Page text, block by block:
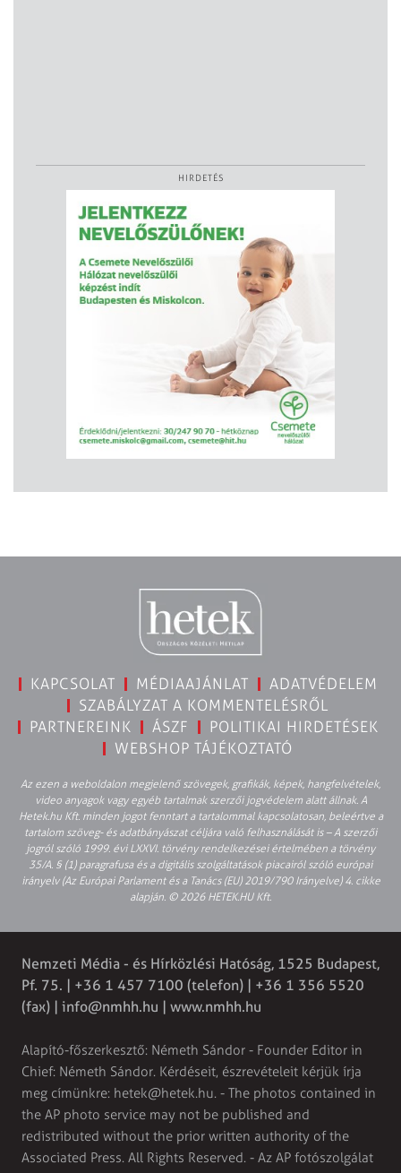
HIRDETÉS
KAPCSOLAT MÉDIAAJÁNLAT
ADATVÉDELEM
SZABÁLYZAT A KOMMENTELÉSRŐL
PARTNEREINK
ÁSZF
POLITIKAI HIRDETÉSEK
WEBSHOP TÁJÉKOZTATÓ
Az ezen a weboldalon megjelenő szövegek, grafikák, képek, hangfelvételek,
video anyagok vagy egyéb tartalmak szerzői jogvédelem alatt állnak. A
Hetek.hu Kft. minden jogot fenntart a tartalommal kapcsolatosan, beleértve a
tartalom szöveg- és adatbányászat céljára való felhasználását is – A szerzői
jogról szóló 1999. évi LXXVI. törvény rendelkezései értelmében a törvény
35/A. § (1) paragrafusa és a digitális szolgáltatások piacairól szóló európai
irányelv (Az Európai Parlament és a Tanács (EU) 2019/790 Irányelve) 4. cikke
alapján. © 2026 HETEK.HU Kft.
Nemzeti Média - és Hírközlési Hatóság, 1525 Budapest,
Pf. 75. | +36 1 457 7100 (telefon) | +36 1 356 5520
(fax) | info@nmhh.hu | www.nmhh.hu
Alapító-főszerkesztő: Németh Sándor - Founder Editor in
Chief: Németh Sándor. Kérdéseit, észrevételeit kérjük írja
meg címünkre: hetek@hetek.hu. - The photos contained in
the AP photo service may not be published and
redistributed without the prior written authority of the
Associated Press. All Rights Reserved. - Az AP fotószolgálat